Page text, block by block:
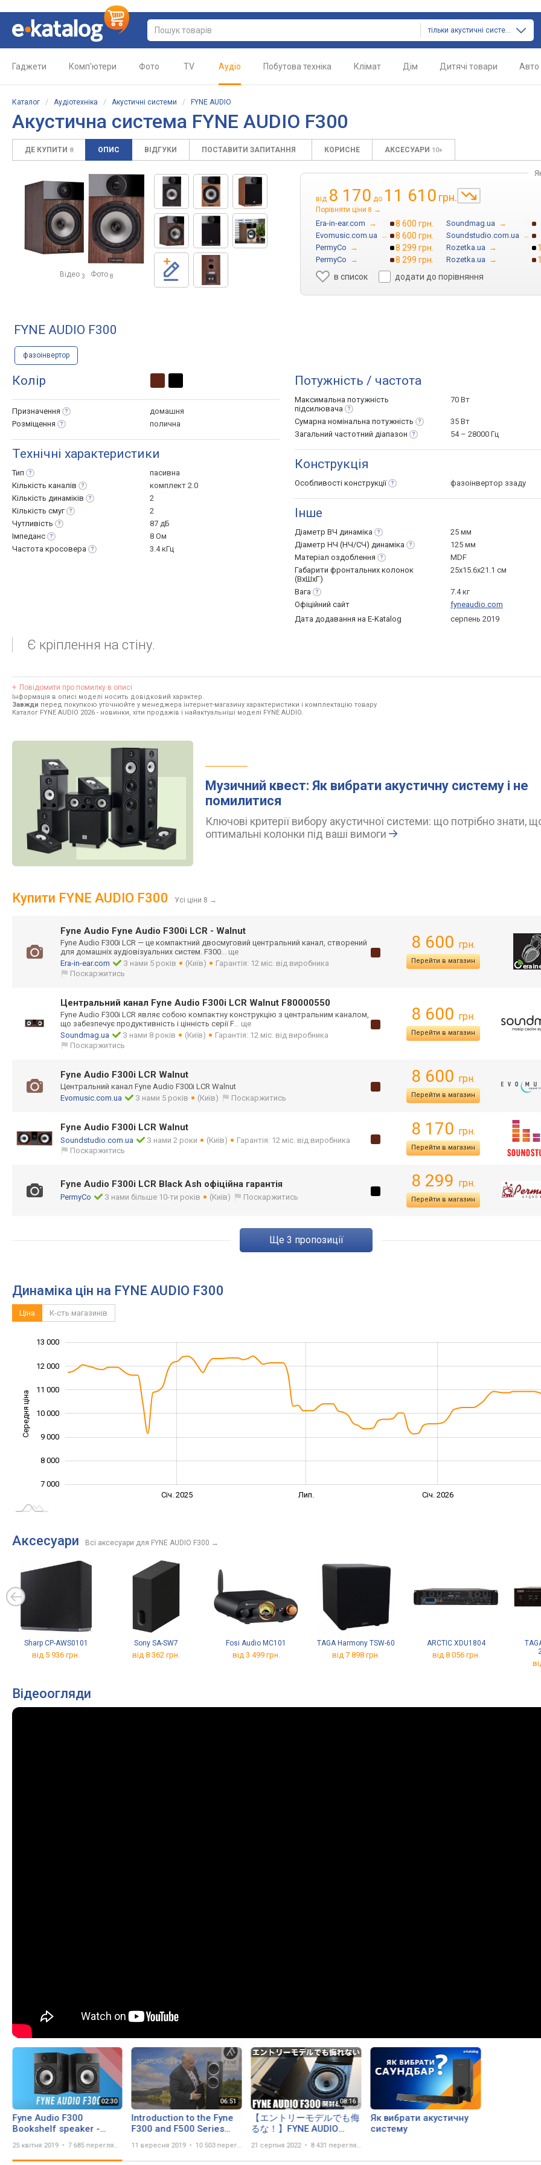
тільки акустичні системи
Гаджети Комп'ютери Фото TV Аудіо Побутова техніка Клімат Дім Дитячі товари Авто
Каталог / Аудіотехніка / Акустичні системи / FYNE AUDIO
Акустична система FYNE AUDIO F300
ДЕ КУПИТИ 8 ОПИС ВІДГУКИ ПОСТАВИТИ ЗАПИТАННЯ КОРИСНЕ АКСЕСУАРИ 10+
Відео 3 Фото 8
від 8 170 до 11 610 грн.
Порівняти ціни 8 →
Era-in-ear.com → 8 600 грн. Soundmag.ua →
Evomusic.com.ua → 8 600 грн. Soundstudio.com.ua →
PermyCo → 8 299 грн. Rozetka.ua →
PermyCo → 8 299 грн. Rozetka.ua →
в список
додати до порівняння
FYNE AUDIO F300
фазоінвертор
Колір
Призначення
домашня
Розміщення
полична
Технічні характеристики
Тип
пасивна
Кількість каналів
комплект 2.0
Кількість динаміків
2
Кількість смуг
2
Чутливість
87 дБ
Імпеданс
8 Ом
Частота кросовера 3.4 кГц
Потужність / частота
Максимальна потужність
підсилювача
70 Вт
Сумарна номінальна потужність
35 Вт
Загальний частотний діапазон 54 – 28000 Гц
Конструкція
Особливості конструкції фазоінвертор ззаду
Інше
Діаметр ВЧ динаміка
25 мм
Діаметр НЧ (НЧ/СЧ) динаміка
125 мм
Матеріал оздоблення
MDF
Габарити фронтальних колонок
(ВхШхГ)
25x15.6x21.1 см
Вага
7.4 кг
Офіційний сайт
fyneaudio.com
Дата додавання на E-Katalog
серпень 2019
Є кріплення на стіну.
Повідомити про помилку в описі
Інформація в описі моделі носить довідковий характер.
Завжди перед покупкою уточнюйте у менеджера інтернет-магазину характеристики і комплектацію товару
Каталог FYNE AUDIO 2026 - новинки, хіти продажів і найактуальніші моделі FYNE AUDIO.
Музичний квест: Як вибрати акустичну систему і не
помилитися
Ключові критерії вибору акустичної системи: що потрібно знати,
оптимальні колонки під ваші вимоги
Купити FYNE AUDIO F300 Усі ціни 8 →
Fyne Audio Fyne Audio F300i LCR - Walnut
Fyne Audio F300i LCR — це компактний двосмуговий центральний канал, створений
для домашніх аудіовізуальних систем. F300... ще
Era-in-ear.com
З нами 5 років (Київ)
Гарантія: 12 міс. від виробника
Поскаржитись
8 600 грн.
Перейти в магазин
Центральний канал Fyne Audio F300i LCR Walnut F80000550
Fyne Audio F300i LCR являє собою компактну конструкцію з центральним каналом,
що забезпечує продуктивність і цінність серії F... ще
Soundmag.ua
З нами 8 років (Київ)
Гарантія: 12 міс. від виробника
Поскаржитись
8 600 грн.
Перейти в магазин
Fyne Audio F300i LCR Walnut
Центральний канал Fyne Audio F300i LCR Walnut
Evomusic.com.ua
З нами 5 років (Київ) Поскаржитись
8 600 грн.
Перейти в магазин
Fyne Audio F300i LCR Walnut
Soundstudio.com.ua З нами 2 роки (Київ)
Гарантія: 12 міс. від виробника
Поскаржитись
8 170 грн.
Перейти в магазин
Fyne Audio F300i LCR Black Ash офіційна гарантія
PermyCo З нами більше 10-ти років (Київ) Поскаржитись
8 299 грн.
Перейти в магазин
ще 3 пропозиції
Динаміка цін на FYNE AUDIO F300
Ціна К-сть магазинів
Середня ціна 10 000
7 000
8 000
9 000
10 000
11 000
12 000
13 000
Січ. 2025 Лип. Січ. 2026
Аксесуари Всі аксесуари для FYNE AUDIO F300 →
Sharp CP-AWS0101
від 5 936 грн.
Sony SA-SW7
від 8 362 грн.
Fosi Audio MC101
від 3 499 грн.
TAGA Harmony TSW-60
від 7 898 грн.
ARCTIC XDU1804
від 8 056 грн.
Відеоогляди
Fyne Audio F300
Bookshelf speaker -
25 квітня 2019 7 685 переглядів
Introduction to the Fyne
F300 and F500 Series
11 вересня 2019 10 503 перегляда
【エントリーモデルでも侮
るな！】FYNE AUDIO
21 серпня 2022 8 431 перегляд
Як вибрати акустичну
систему